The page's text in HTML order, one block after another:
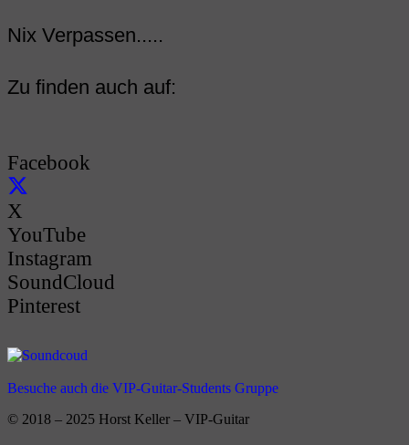
Nix Verpassen.....
Zu finden auch auf:
Facebook
X
YouTube
Instagram
SoundCloud
Pinterest
Besuche auch die VIP-Guitar-Students Gruppe
© 2018 – 2025 Horst Keller – VIP-Guitar